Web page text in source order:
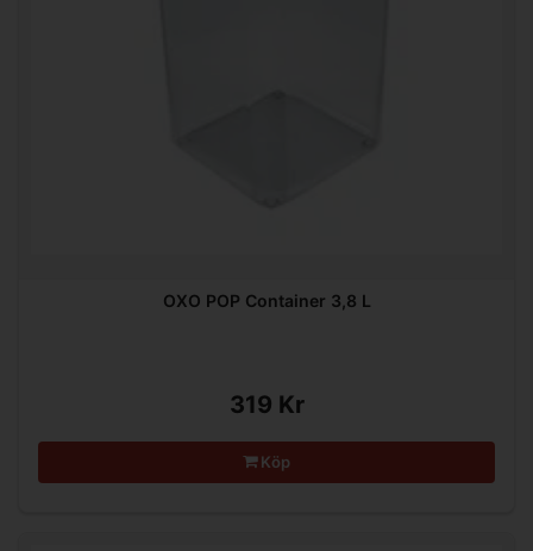
OXO POP Container 3,8 L
319 Kr
Köp